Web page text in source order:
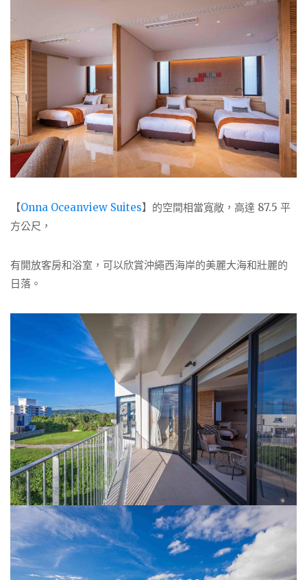
【Onna Oceanview Suites】的空間相當寬敞，高達 87.5 平
方公尺，
有開放客房和浴室，可以欣賞沖繩西海岸的美麗大海和壯麗的
日落。